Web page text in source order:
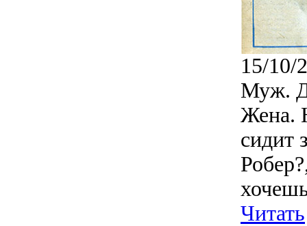
15/10/
Муж.
Жена.
сидит
Читать